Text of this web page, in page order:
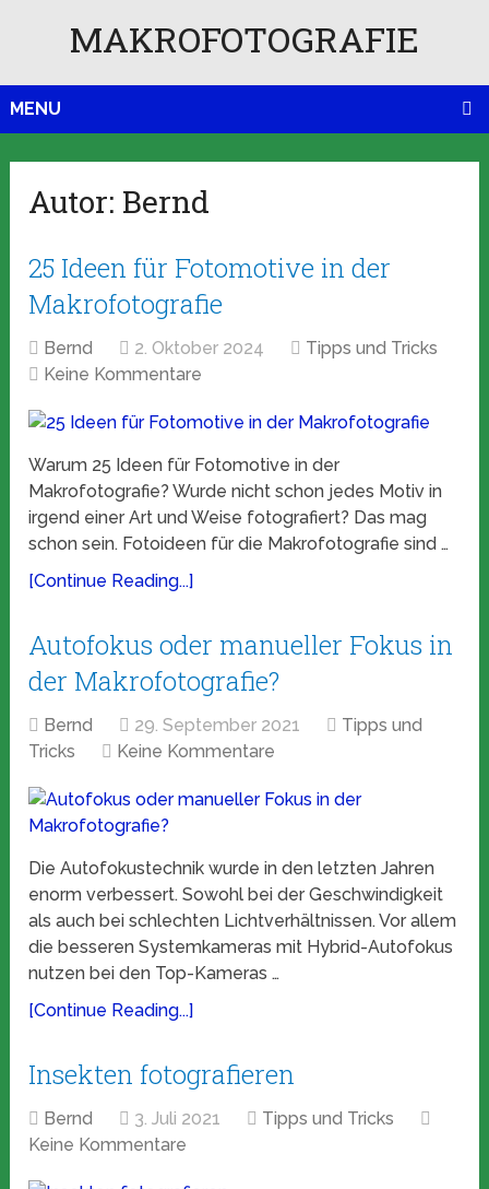
MAKROFOTOGRAFIE
MENU
Autor: Bernd
25 Ideen für Fotomotive in der
Makrofotografie
Bernd 2. Oktober 2024
Tipps und Tricks
Keine Kommentare
Warum 25 Ideen für Fotomotive in der
Makrofotografie? Wurde nicht schon jedes Motiv in
irgend einer Art und Weise fotografiert? Das mag
schon sein. Fotoideen für die Makrofotografie sind …
[Continue Reading...]
Autofokus oder manueller Fokus in
der Makrofotografie?
Bernd 29. September 2021
Tipps und
Tricks
Keine Kommentare
Die Autofokustechnik wurde in den letzten Jahren
enorm verbessert. Sowohl bei der Geschwindigkeit
als auch bei schlechten Lichtverhältnissen. Vor allem
die besseren Systemkameras mit Hybrid-Autofokus
nutzen bei den Top-Kameras …
[Continue Reading...]
Insekten fotografieren
Bernd 3. Juli 2021
Tipps und Tricks
Keine Kommentare